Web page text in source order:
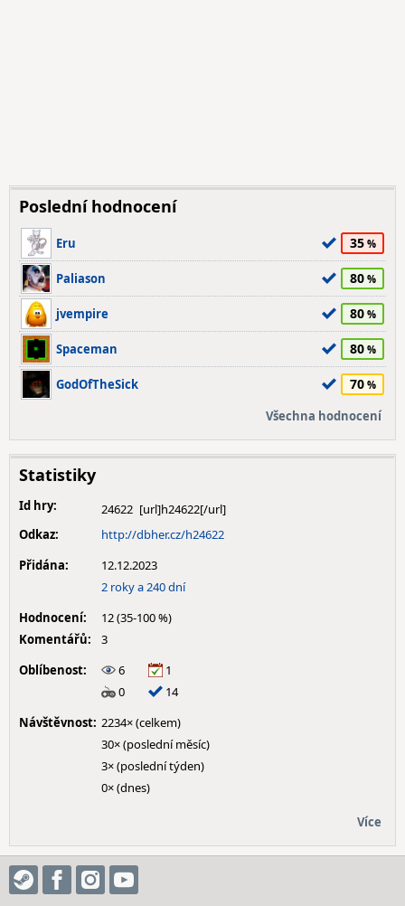
Poslední hodnocení
Eru 35
Paliason 80
jvempire 80
Spaceman 80
GodOfTheSick 70
Všechna hodnocení
Statistiky
Id hry:
24622
Odkaz:
http://dbher.cz/h24622
Přidána:
12.12.2023
2 roky a 240 dní
Hodnocení:
12 (35-100 %)
Komentářů:
3
Oblíbenost:
6
1
0
14
Návštěvnost: 2234× (celkem)
30× (poslední měsíc)
3× (poslední týden)
0× (dnes)
Více